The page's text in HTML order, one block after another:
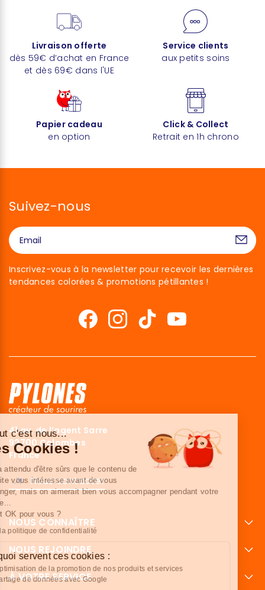
Livraison offerte
dès 59€ d’achat en France
et dès 69€ dans l'UE
Service clients
aux petits soins
Papier cadeau
en option
Click & Collect
Retrait en 1h chrono
Suivez-nous
Inscrivez-vous à la newsletter pour recevoir les dernières
tendances colorées & promotions pétillantes !
41 av. de l’agent Sarre
92700 Colombes
France
Nous contacter
NOUS CONNAÎTRE
NOUS REJOINDRE
À VOTRE SERVICE
Salut c'est nous...
Les Cookies !
On a attendu d'être sûrs que le contenu de
ce site vous intéresse avant de vous
déranger, mais on aimerait bien vous accompagner pendant votre
C'est OK pour vous ?
Lire la politique de confidentialité
À quoi servent ces cookies :
Optimisation de la promotion de nos produits et services
Partage de données avec Google